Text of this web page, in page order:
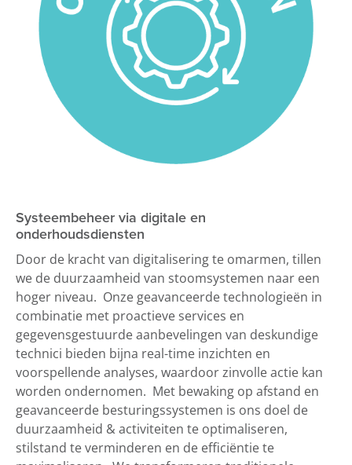
Systeembeheer via digitale en
onderhoudsdiensten
Door de kracht van digitalisering te omarmen, tillen
we de duurzaamheid van stoomsystemen naar een
hoger niveau. Onze geavanceerde technologieën in
combinatie met proactieve services en
gegevensgestuurde aanbevelingen van deskundige
technici bieden bijna real-time inzichten en
voorspellende analyses, waardoor zinvolle actie kan
worden ondernomen. Met bewaking op afstand en
geavanceerde besturingssystemen is ons doel de
duurzaamheid & activiteiten te optimaliseren,
stilstand te verminderen en de efficiëntie te